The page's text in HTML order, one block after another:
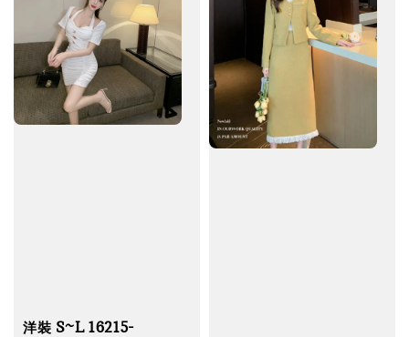
洋裝 S~L 16215-